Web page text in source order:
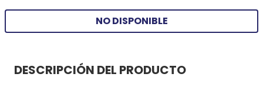
NO DISPONIBLE
DESCRIPCIÓN DEL PRODUCTO